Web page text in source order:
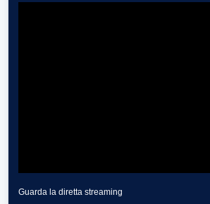
Guarda la diretta streaming